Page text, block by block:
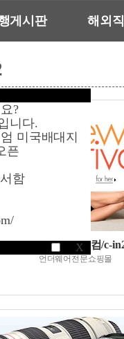
?
니다.
미국배대지
픈
함
X
게시판 해외
프레쉬페어닷컴/c-
언더웨어전문쇼핑몰